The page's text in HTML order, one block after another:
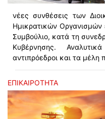
νέες συνθέσεις των
Ημικρατικών
Συμβούλιο, κατά τη
Κυβέρνησης.
αντιπρόεδροι και τα μέλη
ΕΠΙΚΑΙΡΟΤΗΤΑ